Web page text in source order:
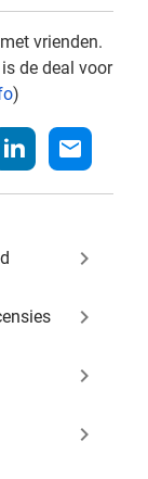
vrienden.
de deal voor
)
linkedin mail
keyboard_arrow_right
keyboard_arrow_right
keyboard_arrow_right
keyboard_arrow_right